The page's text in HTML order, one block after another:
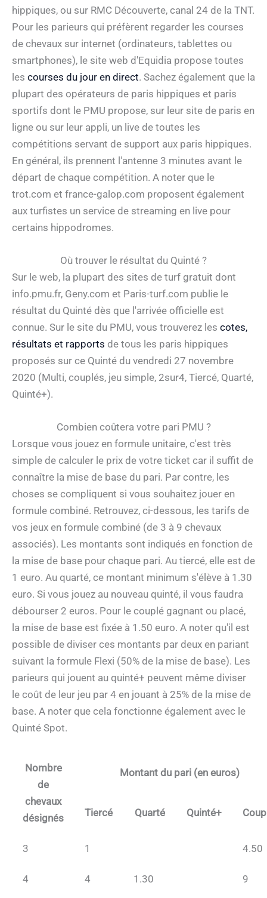
hippiques, ou sur RMC Découverte, canal 24 de la TNT.
Pour les parieurs qui préfèrent regarder les courses
de chevaux sur internet (ordinateurs, tablettes ou
smartphones), le site web d'Equidia propose toutes
les courses du jour en direct. Sachez également que la
plupart des opérateurs de paris hippiques et paris
sportifs dont le PMU propose, sur leur site de paris en
ligne ou sur leur appli, un live de toutes les
compétitions servant de support aux paris hippiques.
En général, ils prennent l'antenne 3 minutes avant le
départ de chaque compétition. A noter que le
trot.com et france-galop.com proposent également
aux turfistes un service de streaming en live pour
certains hippodromes.
Où trouver le résultat du Quinté ?
Sur le web, la plupart des sites de turf gratuit dont
info.pmu.fr, Geny.com et Paris-turf.com publie le
résultat du Quinté dès que l'arrivée officielle est
connue. Sur le site du PMU, vous trouverez les cotes,
résultats et rapports de tous les paris hippiques
proposés sur ce Quinté du vendredi 27 novembre
2020 (Multi, couplés, jeu simple, 2sur4, Tiercé, Quarté,
Quinté+).
Combien coûtera votre pari PMU ?
Lorsque vous jouez en formule unitaire, c'est très
simple de calculer le prix de votre ticket car il suffit de
connaître la mise de base du pari. Par contre, les
choses se compliquent si vous souhaitez jouer en
formule combiné. Retrouvez, ci-dessous, les tarifs de
vos jeux en formule combiné (de 3 à 9 chevaux
associés). Les montants sont indiqués en fonction de
la mise de base pour chaque pari. Au tiercé, elle est de
1 euro. Au quarté, ce montant minimum s'élève à 1.30
euro. Si vous jouez au nouveau quinté, il vous faudra
débourser 2 euros. Pour le couplé gagnant ou placé,
la mise de base est fixée à 1.50 euro. A noter qu'il est
possible de diviser ces montants par deux en pariant
suivant la formule Flexi (50% de la mise de base). Les
parieurs qui jouent au quinté+ peuvent même diviser
le coût de leur jeu par 4 en jouant à 25% de la mise de
base. A noter que cela fonctionne également avec le
Quinté Spot.
Nombre
de
chevaux
désignés
Montant du pari (en euros)
Tiercé Quarté Quinté+
3 1 4.50
4 4 1.30 9